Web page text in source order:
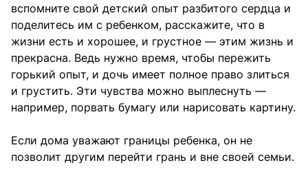
вспомните свой детский опыт разбитого сердца и
поделитесь им с ребенком, расскажите, что в
жизни есть и хорошее, и грустное — этим жизнь и
прекрасна. Ведь нужно время, чтобы пережить
горький опыт, и дочь имеет полное право злиться
и грустить. Эти чувства можно выплеснуть —
например, порвать бумагу или нарисовать картину.
Если дома уважают границы ребенка, он не
позволит другим перейти грань и вне своей семьи.